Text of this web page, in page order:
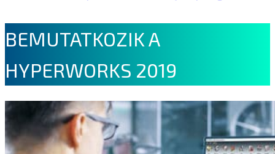
BEMUTATKOZIK A
HYPERWORKS 2019